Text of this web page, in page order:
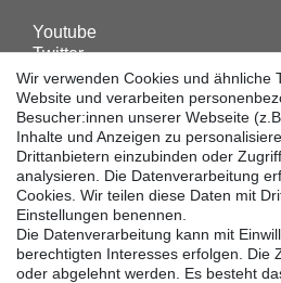
Youtube
Twitter
Linkedin
Facebook
Instagram
DOWNLOADS
Kataloge
Technik
Zertifikate
Wir verwenden Cookies und ähnliche
Website und verarbeiten
Besucher:innen unserer Webseite
Inhalte und Anzeigen zu
Drittanbietern einzubinden oder
analysieren. Die Datenverarbeitung
Cookies. Wir teilen diese Daten mit
Einstellungen benennen.
Die Datenverarbeitung kann mit
berechtigten Interesses erfolgen. Die
oder abgelehnt werden. Es besteht